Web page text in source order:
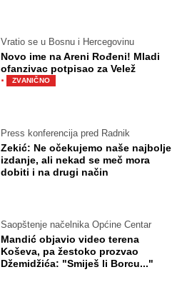
Vratio se u Bosnu i Hercegovinu
Novo ime na Areni Rođeni! Mladi
ofanzivac potpisao za Velež
· ZVANIČNO
Press konferencija pred Radnik
Zekić: Ne očekujemo naše najbolje
izdanje, ali nekad se meč mora
dobiti i na drugi način
Saopštenje načelnika Općine Centar
Mandić objavio video terena
Koševa, pa žestoko prozvao
Džemidžića: "Smiješ li Borcu..."